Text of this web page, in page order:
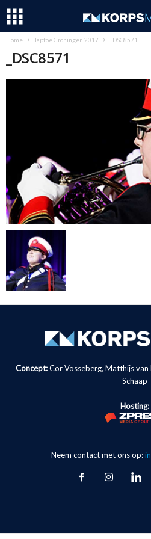
Home Taptoe Groningen 2017 _DSC8571
_DSC8571
Concept:Cor Vosseberg, Matthijs van
Schaap
Hosting:
Neem contact met ons op: